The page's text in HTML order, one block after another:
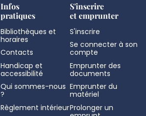
Infos
pratiques
Bibliothèques et
horaires
Contacts
Handicap et
accessibilité
Qui sommes-nous
?
Règlement intérieur
S'inscrire
et emprunter
S'inscrire
Se connecter à son
compte
Emprunter des
documents
Emprunter du
matériel
Prolonger un